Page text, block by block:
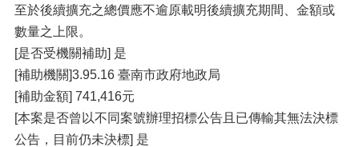
至於後續擴充之總價應不逾原載明後續擴充期間、金額或
數量之上限。
[是否受機關補助] 是
[補助機關]3.95.16 臺南市政府地政局
[補助金額] 741,416元
[本案是否曾以不同案號辦理招標公告且已傳輸其無法決標
公告，目前仍未決標] 是